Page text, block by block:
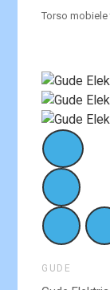
Torso mobiele
GUDE